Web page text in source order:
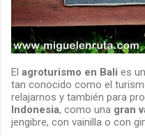
El agroturismo en Bali es
tan conocido como el
relajarnos y también para
Indonesia, como una gran
jengibre, con vainilla o con